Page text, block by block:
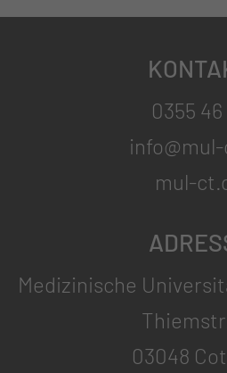
0355
mul-
Medizinische
Thiemstr.
03048